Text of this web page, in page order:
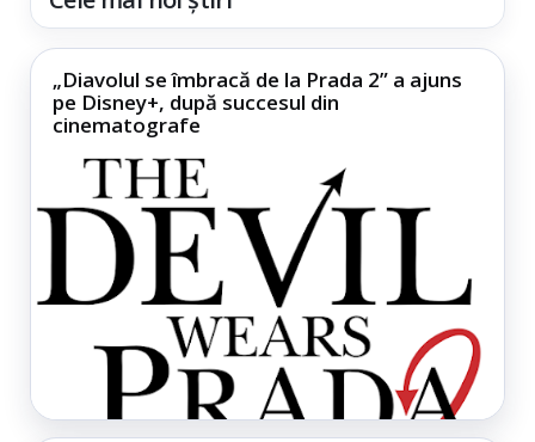
„Diavolul se îmbracă de la Prada 2” a ajuns
pe Disney+, după succesul din
cinematografe